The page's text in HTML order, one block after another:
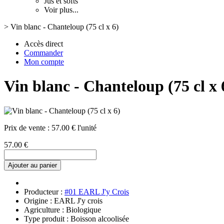
Voir plus...
> Vin blanc - Chanteloup (75 cl x 6)
Accès direct
Commander
Mon compte
Vin blanc - Chanteloup (75 cl x
Prix de vente : 57.00 € l'unité
57.00 €
Ajouter au panier
Producteur : #01 EARL J'y Crois
Origine : EARL J'y crois
Agriculture : Biologique
Type produit : Boisson alcoolisée